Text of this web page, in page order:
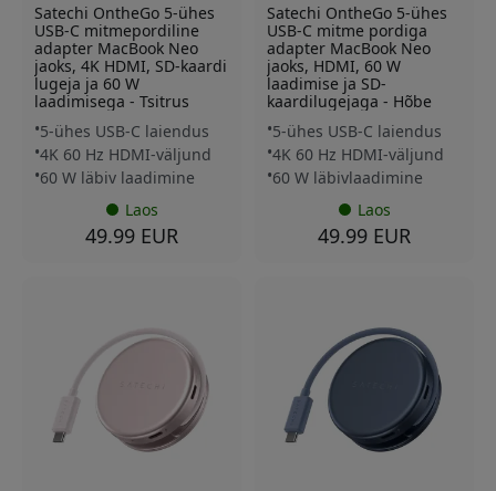
Satechi OntheGo 5-ühes
USB-C mitmepordiline
adapter MacBook Neo
jaoks, 4K HDMI, SD-kaardi
lugeja ja 60 W
laadimisega - Tsitrus
5-ühes USB-C laiendus
4K 60 Hz HDMI-väljund
60 W läbiv laadimine
Laos
49.99 EUR
Satechi OntheGo 5-ühes
USB-C mitme pordiga
adapter MacBook Neo
jaoks, HDMI, 60 W
laadimise ja SD-
kaardilugejaga - Hõbe
5-ühes USB-C laiendus
4K 60 Hz HDMI-väljund
60 W läbivlaadimine
Laos
49.99 EUR